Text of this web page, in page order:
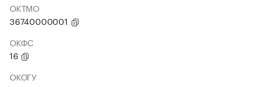
ОКТМО
36740000001
ОКФС
16
ОКОГУ